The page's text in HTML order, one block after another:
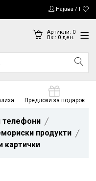
Најава /
Артикли: 0
Вк.: 0ден.
Предлози за подарок
телефони
продукти
картички